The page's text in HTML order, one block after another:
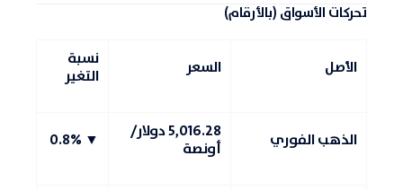
تحركات الأسواق (بالأرقام)
الأصل السعر نسبة
التغير
الذهب الفوري 5,016.28 دولار/
أونصة ▼ 0.8%